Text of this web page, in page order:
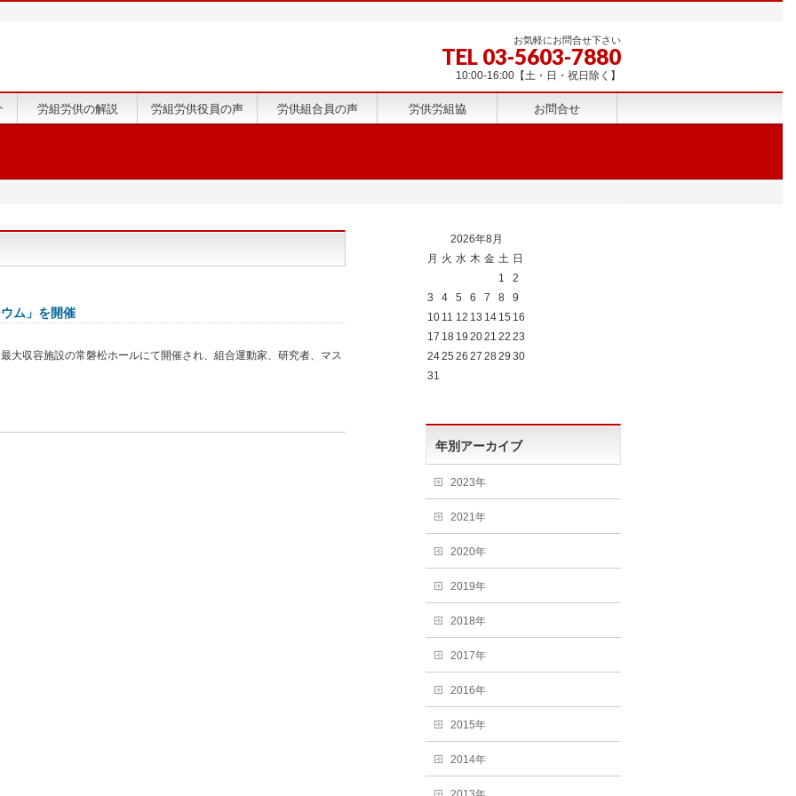
お気軽にお問合せ下さい
TEL 03-5603-7880
10:00-16:00【土・日・祝日除く】
労組労供の解説 労組労供役員の声 労供組合員の声 労供労組協 お問合せ
ム」を開催
大収容施設の常磐松ホールにて開催され、組合運動家、研究者、マス
2026年8月
月 火 水 木 金 土 日
1
2
3
4 5 6 7 8
9
10 11 12 13 14 15 16
17 18 19 2021 22 23
2425 26 27 2829 30
31
年別アーカイブ
2023年
2021年
2020年
2019年
2018年
2017年
2016年
2015年
2014年